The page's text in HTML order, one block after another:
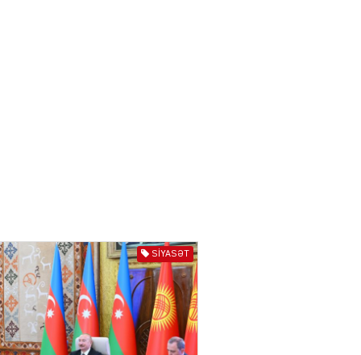
daha da genişlənir
03.08.2026 5907
Türk dünyası və Mərkəzi
Asiya ilə əlaqələri ildən-ilə
SIYASƏT